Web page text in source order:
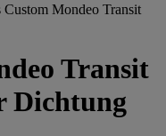
Custom Mondeo Transit
Transit
Dichtung